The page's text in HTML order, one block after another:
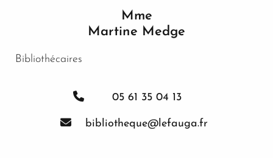
Mme
Martine Medge
Bibliothécaires
05 61 35 04 13
bibliotheque@lefauga.fr